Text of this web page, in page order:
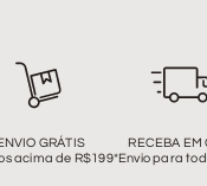
GRÁTIS
acima de R$199*
RECEBA EM
Envio para